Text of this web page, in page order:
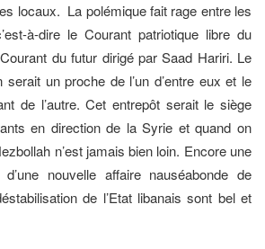
locaux. La polémique fait rage entre les
à-dire le Courant patriotique libre du
du futur dirigé par Saad Hariri. Le
serait un proche de l’un d’entre eux et le
de l’autre. Cet entrepôt serait le siège
en direction de la Syrie et quand on
n’est jamais bien loin. Encore une
nouvelle affaire nauséabonde de
de l’Etat libanais sont bel et